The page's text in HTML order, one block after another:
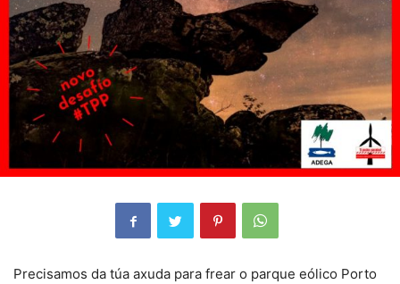
Precisamos da túa axuda para frear o parque eólico Porto